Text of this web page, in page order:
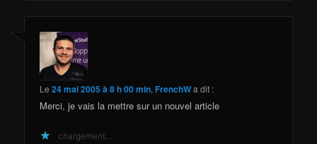
Le24 mai 2005 à 8 h 00 min,FrenchWa dit :
Merci, je vais la mettre sur un nouvel article
chargement…